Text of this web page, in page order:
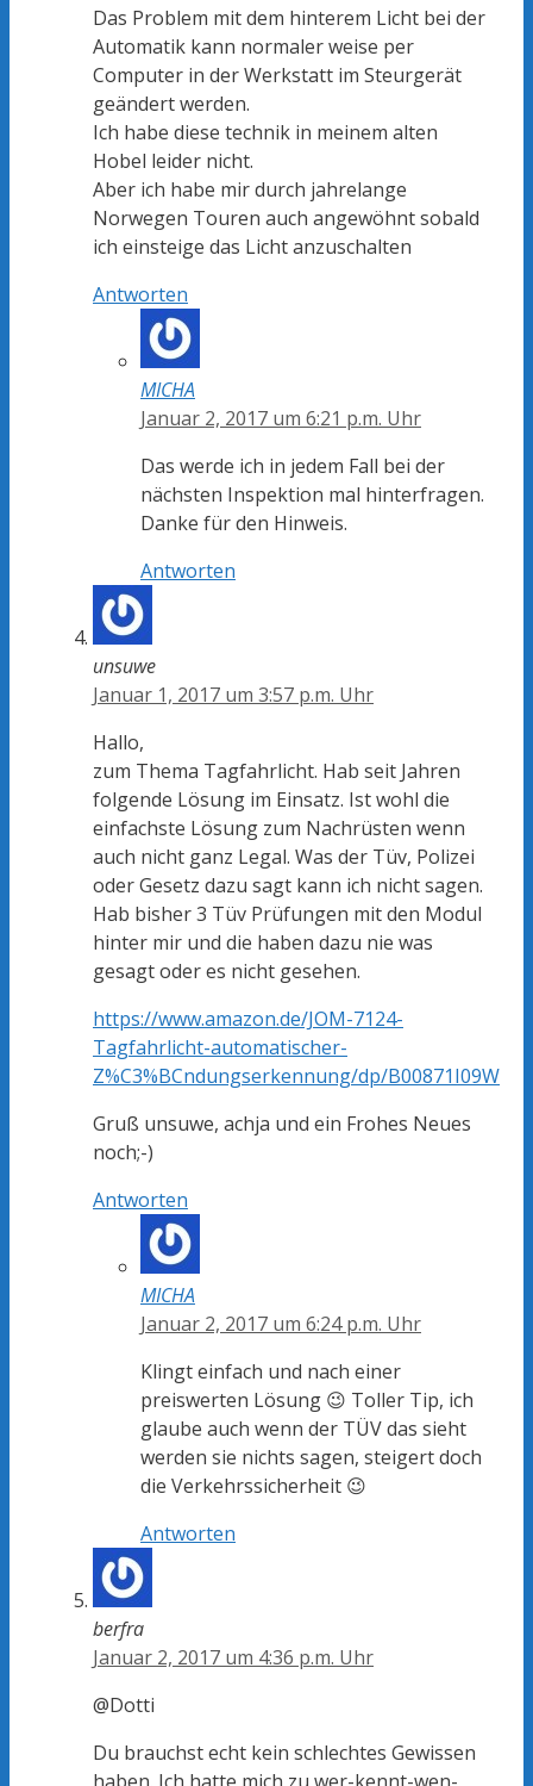
Das Problem mit dem hinterem Licht bei der
Automatik kann normaler weise per
Computer in der Werkstatt im Steurgerät
geändert werden.
Ich habe diese technik in meinem alten
Hobel leider nicht.
Aber ich habe mir durch jahrelange
Norwegen Touren auch angewöhnt sobald
ich einsteige das Licht anzuschalten
Antworten
MICHA
Januar 2, 2017 um 6:21 p.m. Uhr
Das werde ich in jedem Fall bei der
nächsten Inspektion mal hinterfragen.
Danke für den Hinweis.
Antworten
unsuwe
Januar 1, 2017 um 3:57 p.m. Uhr
Hallo,
zum Thema Tagfahrlicht. Hab seit Jahren
folgende Lösung im Einsatz. Ist wohl die
einfachste Lösung zum Nachrüsten wenn
auch nicht ganz Legal. Was der Tüv, Polizei
oder Gesetz dazu sagt kann ich nicht sagen.
Hab bisher 3 Tüv Prüfungen mit den Modul
hinter mir und die haben dazu nie was
gesagt oder es nicht gesehen.
https://www.amazon.de/JOM-7124-
Tagfahrlicht-automatischer-
Z%C3%BCndungserkennung/dp/B00871I09W
Gruß unsuwe, achja und ein Frohes Neues
noch;-)
Antworten
MICHA
Januar 2, 2017 um 6:24 p.m. Uhr
Klingt einfach und nach einer
preiswerten Lösung 😉 Toller Tip, ich
glaube auch wenn der TÜV das sieht
werden sie nichts sagen, steigert doch
die Verkehrssicherheit 😉
Antworten
berfra
Januar 2, 2017 um 4:36 p.m. Uhr
@Dotti
Du brauchst echt kein schlechtes Gewissen